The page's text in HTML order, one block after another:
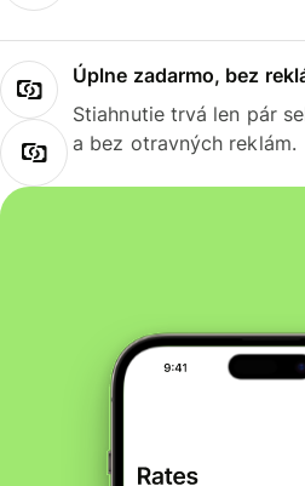
Úplne zadarmo, bez
Stiahnutie trvá len pár
a bez otravných reklám.